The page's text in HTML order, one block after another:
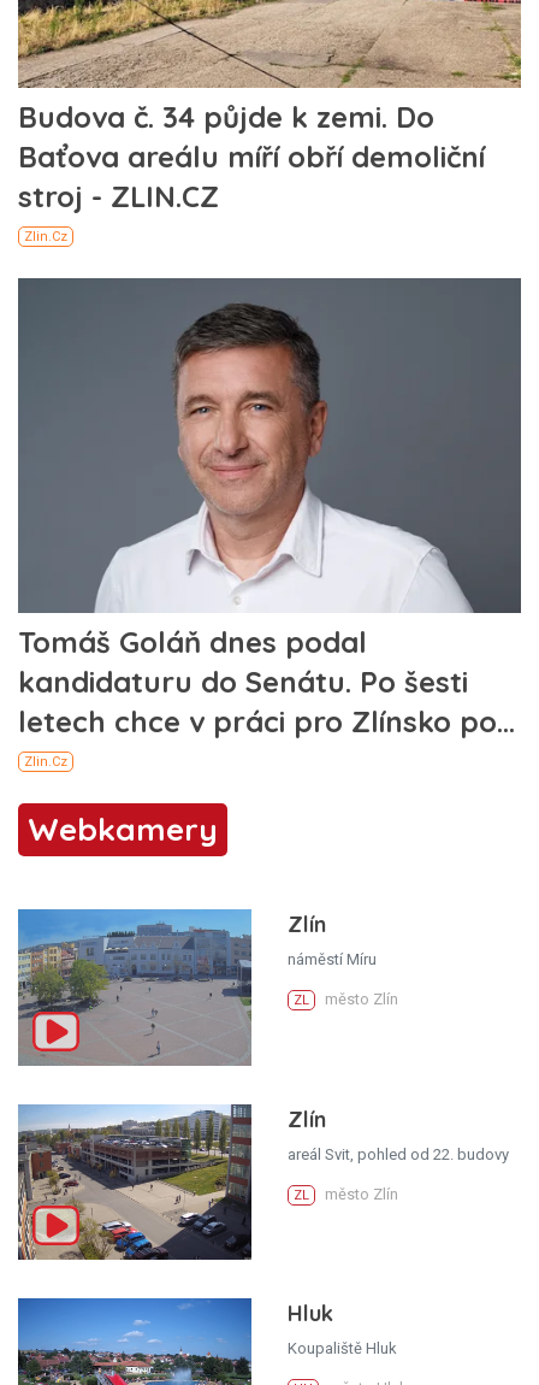
Webkamery
Zlín
náměstí Míru
ZL město Zlín
Zlín
areál Svit, pohled od 22. budovy
ZL město Zlín
Hluk
Koupaliště Hluk